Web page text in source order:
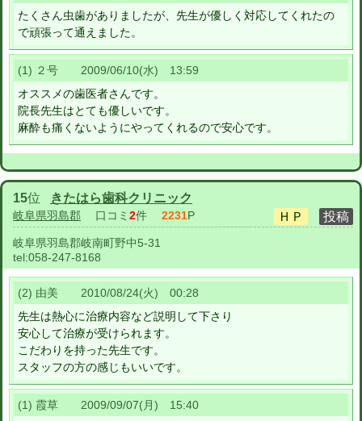
たくさん虫歯がありましたが、先生が優しく対応してくれたの
で頑張って通えました。
(1) ２号 2009/06/10(水) 13:59
オススメの歯医者さんです。
院長先生はとても優しいです。
麻酔も痛くないようにやってくれるので安心です。
15位 きたはら歯科クリニック
岐阜県羽島郡 口コミ 2件 2231P
岐阜県羽島郡岐南町野中5-31
tel:058-247-8168
(2) 由美 2010/08/24(火) 00:28
先生は熱心に治療内容など説明して下さり
安心して治療が受けられます。
こだわりを持った先生です。
スタッフの方の感じもいいです。
(1) 霞草 2009/09/07(月) 15:40